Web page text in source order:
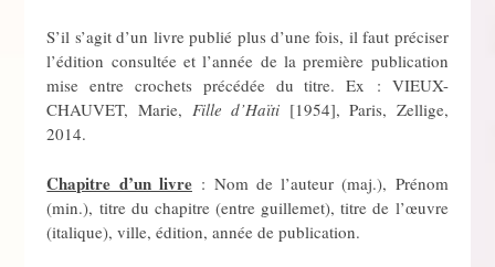
S’il s’agit d’un livre publié plus d’une fois, il faut préciser
l’édition consultée et l’année de la première publication
mise entre crochets précédée du titre. Ex : VIEUX-
CHAUVET, Marie, Fille d’Haïti [1954], Paris, Zellige,
2014.
Chapitre d’un livre: Nom de l’auteur (maj.), Prénom
(min.), titre du chapitre (entre guillemet), titre de l’œuvre
(italique), ville, édition, année de publication.